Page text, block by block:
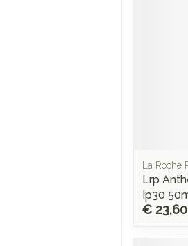
La Roche
Lrp
Ip30
€ 23,60